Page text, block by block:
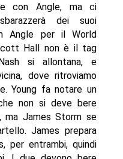
con Angle, ma ci
dei suoi
Angle per il World
Hall non è il tag
si allontana, e
dove ritroviamo
Young fa notare un
non si deve bere
ma James Storm se
James prepara
per entrambi, quindi